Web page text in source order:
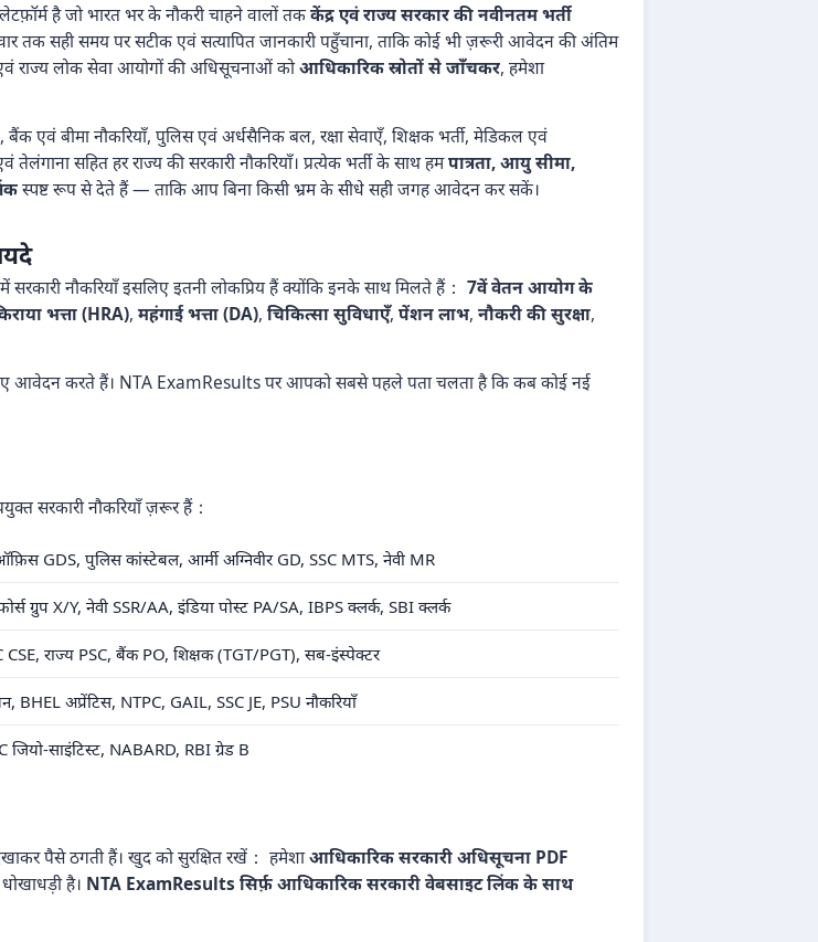
है जो भारत भर के नौकरी चाहने वालों तककेंद्र एवं राज्य सरकार की नवीनतम भर्ती
तक सही समय पर सटीक एवं सत्यापित जानकारी पहुँचाना, ताकि कोई भी ज़रूरी आवेदन की अंतिम
राज्य लोक सेवा आयोगों की अधिसूचनाओं कोआधिकारिक स्रोतों से जाँचकर, हमेशा
, बैंक एवं बीमा नौकरियाँ, पुलिस एवं अर्धसैनिक बल, रक्षा सेवाएँ, शिक्षक भर्ती, मेडिकल एवं
तेलंगाना सहित हर राज्य की सरकारी नौकरियाँ। प्रत्येक भर्ती के साथ हमपात्रता, आयु सीमा,
स्पष्ट रूप से देते हैं — ताकि आप बिना किसी भ्रम के सीधे सही जगह आवेदन कर सकें।
नौकरियाँ इसलिए इतनी लोकप्रिय हैं क्योंकि इनके साथ मिलते हैं： 7वें वेतन आयोग के
भत्ता (HRA), महंगाई भत्ता (DA), चिकित्सा सुविधाएँ, पेंशन लाभ, नौकरी की सुरक्षा,
आवेदन करते हैं। NTA ExamResults पर आपको सबसे पहले पता चलता है कि कब कोई नई
सरकारी नौकरियाँ ज़रूर हैं：
GDS, पुलिस कांस्टेबल, आर्मी अग्निवीर GD, SSC MTS, नेवी MR
ग्रुप X/Y, नेवी SSR/AA, इंडिया पोस्ट PA/SA, IBPS क्लर्क, SBI क्लर्क
CSE, राज्य PSC, बैंक PO, शिक्षक (TGT/PGT), सब-इंस्पेक्टर
BHEL अप्रेंटिस, NTPC, GAIL, SSC JE, PSU नौकरियाँ
जियो-साइंटिस्ट, NABARD, RBI ग्रेड B
पैसे ठगती हैं। खुद को सुरक्षित रखें： हमेशाआधिकारिक सरकारी अधिसूचना PDF
है। NTA ExamResults सिर्फ़ आधिकारिक सरकारी वेबसाइट लिंक के साथ